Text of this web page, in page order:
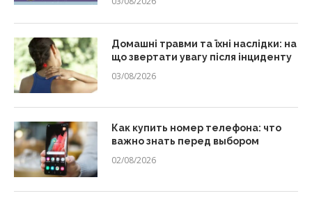
Домашні травми та їхні наслідки: на
що звертати увагу після інциденту
03/08/2026
Как купить номер телефона: что
важно знать перед выбором
02/08/2026